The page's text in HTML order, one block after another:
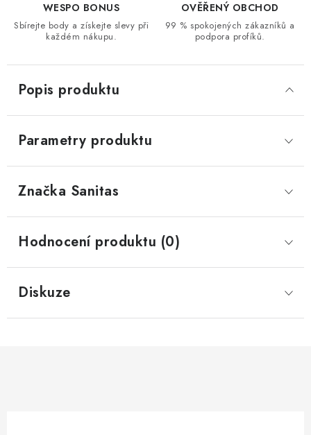
WESPO BONUS
Sbírejte body a získejte slevy při
každém nákupu.
OVĚŘENÝ OBCHOD
99 % spokojených zákazníků a
podpora profíků.
Popis produktu
Parametry produktu
Značka Sanitas
Hodnocení produktu (0)
Diskuze